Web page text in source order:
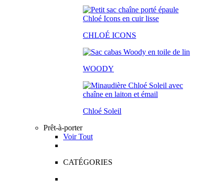
CHLOÉ ICONS
WOODY
Chloé Soleil
Prêt-à-porter
Voir Tout
CATÉGORIES